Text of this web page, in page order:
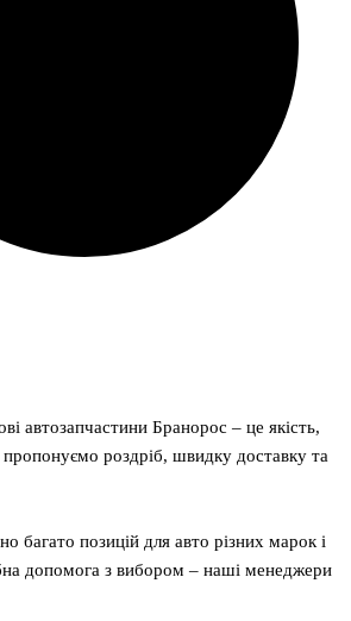
автозапчастини Бранорос – це якість,
роздріб, швидку доставку та
багато позицій для авто різних марок і
допомога з вибором – наші менеджери